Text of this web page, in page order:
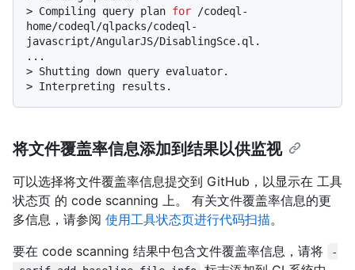
> Compiling query plan for /codeql-
home/codeql/qlpacks/codeql-
javascript/AngularJS/DisablingSce.ql.
> Shutting down query evaluator.
> Interpreting results.
将文件覆盖率信息添加到结果以供监视
可以选择将文件覆盖率信息提交到 GitHub，以显示在 工具
状态页 的 code scanning 上。 有关文件覆盖率信息的更
多信息，请参阅 使用工具状态页进行代码扫描。
要在 code scanning 结果中包含文件覆盖率信息，请将
-